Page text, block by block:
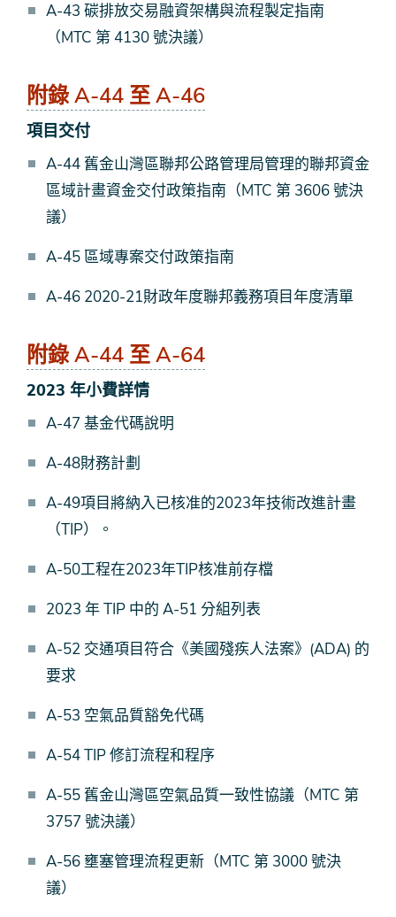
A-43 碳排放交易融資架構與流程製定指南
（MTC 第 4130 號決議）
附錄 A-44 至 A-46
項目交付
A-44 舊金山灣區聯邦公路管理局管理的聯邦資金
區域計畫資金交付政策指南（MTC 第 3606 號決
議）
A-45 區域專案交付政策指南
A-46 2020-21財政年度聯邦義務項目年度清單
附錄 A-44 至 A-64
2023 年小費詳情
A-47 基金代碼說明
A-48財務計劃
A-49項目將納入已核准的2023年技術改進計畫
（TIP）。
A-50工程在2023年TIP核准前存檔
2023 年 TIP 中的 A-51 分組列表
A-52 交通項目符合《美國殘疾人法案》(ADA) 的
要求
A-53 空氣品質豁免代碼
A-54 TIP 修訂流程和程序
A-55 舊金山灣區空氣品質一致性協議（MTC 第
3757 號決議）
A-56 壅塞管理流程更新（MTC 第 3000 號決
議）